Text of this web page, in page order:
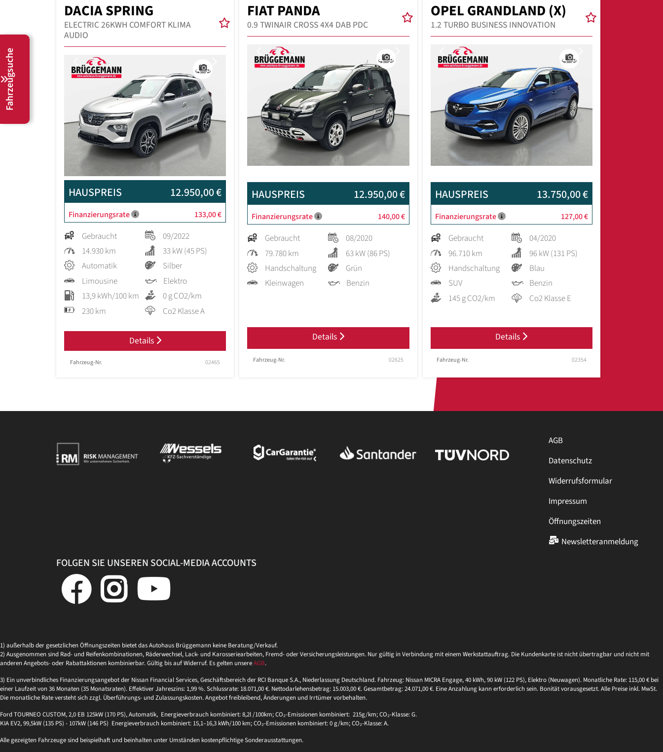
DACIA SPRING
ELECTRIC 26KWH COMFORT KLIMA
AUDIO
Previous
HAUSPREIS 12.950,00 €
Finanzierungsrate 133,00 €
Gebraucht
09/2022
14.930 km
33 kW (45 PS)
Automatik
Silber
Limousine
Elektro
13,9 kWh/100 km
0 g CO2/km
230 km
Co2 Klasse A
Details
Fahrzeug-Nr. 02465
FIAT PANDA
0.9 TWINAIR CROSS 4X4 DAB PDC
Previous
HAUSPREIS 12.950,00 €
Finanzierungsrate 140,00 €
Gebraucht
08/2020
79.780 km
63 kW (86 PS)
Handschaltung
Grün
Kleinwagen
Benzin
Details
Fahrzeug-Nr. 02625
OPEL GRANDLAND (X)
1.2 TURBO BUSINESS INNOVATION
Previous
HAUSPREIS 13.750,00 €
Finanzierungsrate 127,00 €
Gebraucht
04/2020
96.710 km
96 kW (131 PS)
Handschaltung
Blau
SUV
Benzin
145 g CO2/km
Co2 Klasse E
Details
Fahrzeug-Nr. 02354
AGB
Datenschutz
Widerrufsformular
Impressum
Öffnungszeiten
Newsletteranmeldung
FOLGEN SIE UNSEREN SOCIAL-MEDIA ACCOUNTS
Fahrzeugsuche
1) außerhalb der gesetzlichen Öffnungszeiten bietet das Autohaus Brüggemann keine Beratung/Verkauf.
2) Ausgenommen sind Rad- und Reifenkombinationen, Räderwechsel, Lack- und Karosseriearbeiten, Fremd- oder Versicherungsleistungen. Nur gültig in Verbindung mit einem Werkstattauftrag. Die Kundenkarte ist nicht übertragbar und nicht mit
anderen Angebots- oder Rabattaktionen kombinierbar. Gültig bis auf Widerruf. Es gelten unsereAGB.
3) Ein unverbindliches Finanzierungsangebot der Nissan Financial Services, Geschäftsbereich der RCI Banque S.A., Niederlassung Deutschland. Fahrzeug: Nissan MICRA Engage, 40 kWh, 90 kW (122 PS), Elektro (Neuwagen). Monatliche Rate: 115,00 € bei
einer Laufzeit von 36 Monaten (35 Monatsraten). Effektiver Jahreszins: 1,99 %. Schlussrate: 18.071,00 €. Nettodarlehensbetrag: 15.003,00 €. Gesamtbetrag: 24.071,00 €. Eine Anzahlung kann erforderlich sein. Bonität vorausgesetzt. Alle Preise inkl. MwSt.
Die monatliche Rate versteht sich zzgl. Überführungs- und Zulassungskosten. Angebot freibleibend, Änderungen und Irrtümer vorbehalten.
Ford TOURNEO CUSTOM, 2,0 EB 125kW (170 PS), Automatik, Energieverbrauch kombiniert: 8,2l /100km; CO₂-Emissionen kombiniert: 215g/km; CO₂-Klasse: G.
KIA EV2, 99,5kW (135 PS) - 107kW (146 PS) Energieverbrauch kombiniert: 15,1–16,3 kWh/100 km; CO₂-Emissionen kombiniert: 0 g/km; CO₂-Klasse: A.
Alle gezeigten Fahrzeuge sind beispielhaft und beinhalten unter Umständen kostenpflichtige Sonderausstattungen.